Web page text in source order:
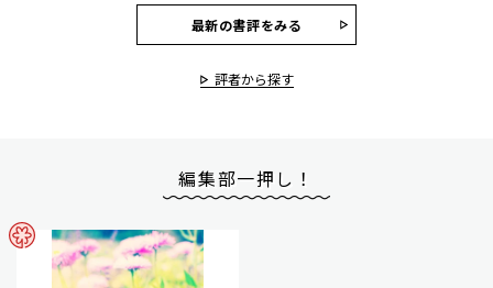
最新の書評をみる
評者から探す
編集部一押し！